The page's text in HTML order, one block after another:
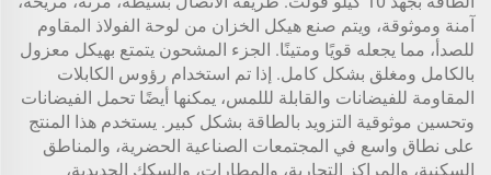
آمنة وموثوقة، ويتم صنع هيكل الخزان من لوحة الفولاذ المقاوم
للصدأ، مما يجعله قويًا ومتينًا. الجزء المشحون يتمتع بهيكل معزول
بالكامل ومغلق بشكل كامل. إذا تم استخدام رؤوس الكابلات
المقاومة للفيضانات والقابلة لللمس، يمكنها أيضًا تحمل الفيضانات
وتحسين موثوقية التزويد بالطاقة بشكل كبير. يستخدم هذا المنتج
على نطاق واسع في المجتمعات الصناعية الحضرية، والمناطق
السكنية، والمراكز التجارية، والمطارات، والسكك الحديدية،